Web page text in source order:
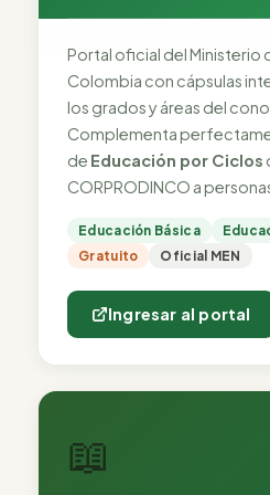
Portal oficial del Ministerio
Colombia con cápsulas
los grados y áreas del
Complementa
de Educación por Ciclos
CORPRODINCO a
Educación Básica
Gratuito
Oficial MEN
Ingresar al portal
📖